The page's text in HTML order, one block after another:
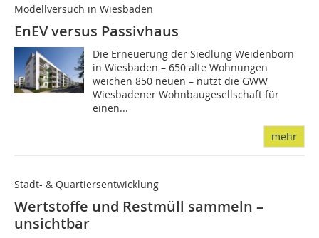
Modellversuch in Wiesbaden
EnEV versus Passivhaus
Die Erneuerung der Siedlung Weidenborn
in Wiesbaden – 650 alte Wohnungen
weichen 850 neuen – nutzt die GWW
Wiesbadener Wohnbaugesellschaft für
einen...
mehr
Stadt- & Quartiersentwicklung
Wertstoffe und Restmüll sammeln –
unsichtbar